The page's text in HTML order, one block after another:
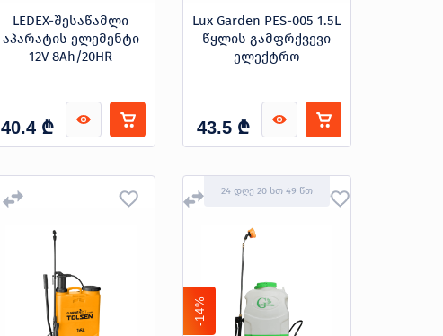
LEDEX-შესაწამლი
აპარატის ელემენტი
12V 8Ah/20HR
40.4 ₾
Lux Garden PES-005 1.5L
წყლის გამფრქვევი
ელექტრო
43.5 ₾
24 დღე 20 სთ 49 წთ
-14%